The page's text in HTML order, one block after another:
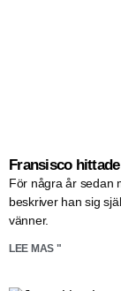
Fransisco
För några år sedan
beskriver han sig
vänner.
LEE MAS "